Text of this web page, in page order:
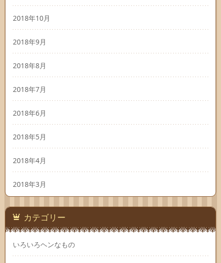
2018年10月
2018年9月
2018年8月
2018年7月
2018年6月
2018年5月
2018年4月
2018年3月
カテゴリー
いろいろヘンなもの